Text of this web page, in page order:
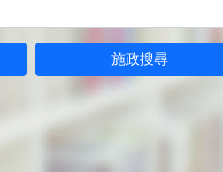
施政搜尋